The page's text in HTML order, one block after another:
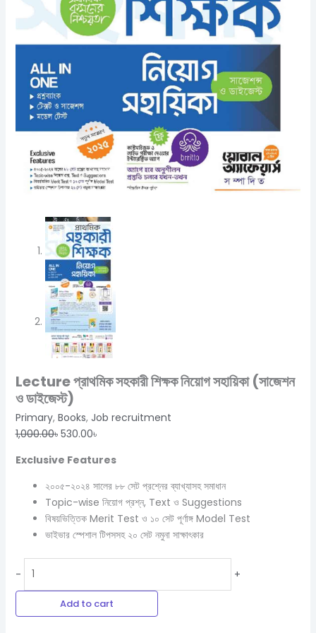
Lecture প্রাথমিক সহকারী শিক্ষক নিয়োগ সহায়িকা (সাজেশন
ও ডাইজেস্ট)
Primary, Books, Job recruitment
1,000.00৳ 530.00৳
Exclusive Features
২০০৫-২০২৪ সালের ৮৮ সেট প্রশ্নের ব্যাখ্যাসহ সমাধান
Topic-wise নিয়োগ প্রশ্ন, Text ও Suggestions
বিষয়ভিত্তিক Merit Test ও ১০ সেট পূর্ণাঙ্গ Model Test
ভাইভার স্পেশাল টিপসসহ ২০ সেট নমুনা সাক্ষাৎকার
- +
Add to cart